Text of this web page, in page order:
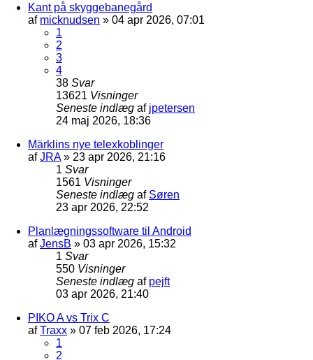
Kant på skyggebanegård
af micknudsen » 04 apr 2026, 07:01
1
2
3
4
38 Svar
13621 Visninger
Seneste indlæg af jpetersen
24 maj 2026, 18:36
Märklins nye telexkoblinger
afJRA» 23 apr 2026, 21:16
1 Svar
1561 Visninger
Seneste indlæg af Søren
23 apr 2026, 22:52
Planlægningssoftware til Android
afJensB » 03 apr 2026, 15:32
1 Svar
550 Visninger
Seneste indlæg af pejft
03 apr 2026, 21:40
PIKO A vs Trix C
afTraxx » 07 feb 2026, 17:24
1
2